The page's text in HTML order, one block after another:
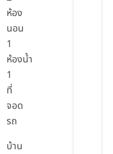
ห้อง
นอน
1
ห้องน้ำ
1
ที่
จอด
รถ
บ้าน